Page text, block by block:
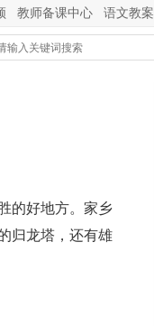
教师备课中心 语文教案
的好地方。家乡
归龙塔，还有雄